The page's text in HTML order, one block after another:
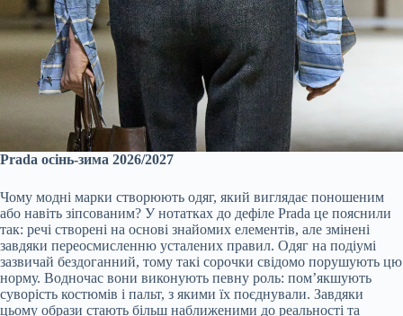
Prada осінь-зима 2026/2027
Чому модні марки створюють одяг, який виглядає поношеним
або навіть зіпсованим? У нотатках до дефіле Prada це пояснили
так: речі створені на основі знайомих елементів, але змінені
завдяки переосмисленню усталених правил. Одяг на подіумі
зазвичай бездоганний, тому такі сорочки свідомо порушують цю
норму. Водночас вони виконують певну роль: пом’якшують
суворість костюмів і пальт, з якими їх поєднували. Завдяки
цьому образи стають більш наближеними до реальності та